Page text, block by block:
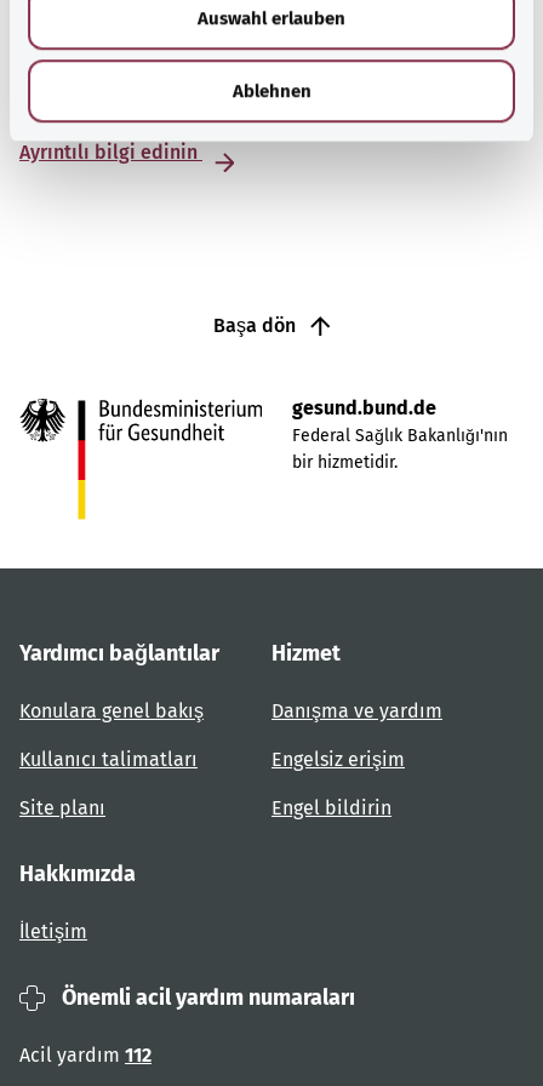
Auswahl erlauben
Ablehnen
Akut miyeloid lösemide, olgunlaşmamış kan hücreleri
kemik iliğinde ve vücutta kontrolsüz olarak çoğalır. Hızlı
bir şekilde tedavi edilmelidir – tedavi, genellikle
yetişkinlerde çocuklardan farklıdır.
Ayrıntılı bilgi edinin
Başa dön
gesund.bund.de
Federal Sağlık Bakanlığı'nın
bir hizmetidir.
Yardımcı bağlantılar
Konulara genel bakış
Kullanıcı talimatları
Site planı
Hizmet
Danışma ve yardım
Engelsiz erişim
Engel bildirin
Hakkımızda
İletişim
Önemli acil yardım numaraları
Acil yardım 112